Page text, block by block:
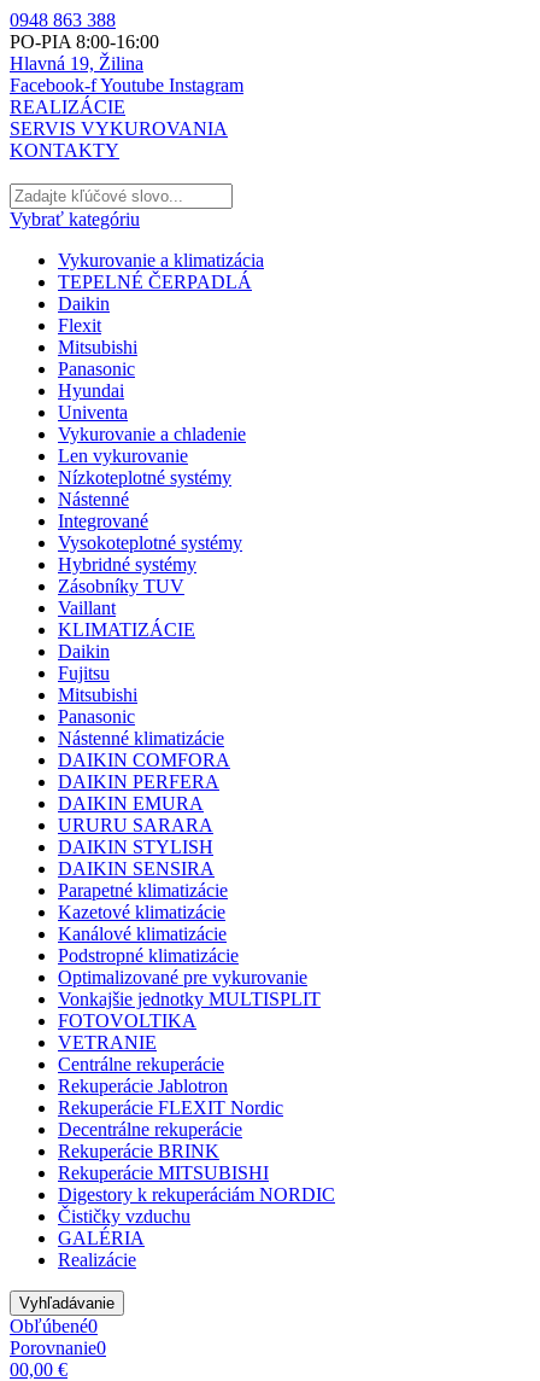
0948 863 388
PO-PIA 8:00-16:00
Hlavná 19, Žilina
Facebook-fYoutube Instagram
REALIZÁCIE
SERVIS VYKUROVANIA
KONTAKTY
Vybrať kategóriu
Vykurovanie a klimatizácia
TEPELNÉ ČERPADLÁ
Daikin
Flexit
Mitsubishi
Panasonic
Hyundai
Univenta
Vykurovanie a chladenie
Len vykurovanie
Nízkoteplotné systémy
Nástenné
Integrované
Vysokoteplotné systémy
Hybridné systémy
Zásobníky TUV
Vaillant
KLIMATIZÁCIE
Daikin
Fujitsu
Mitsubishi
Panasonic
Nástenné klimatizácie
DAIKIN COMFORA
DAIKIN PERFERA
DAIKIN EMURA
URURU SARARA
DAIKIN STYLISH
DAIKIN SENSIRA
Parapetné klimatizácie
Kazetové klimatizácie
Kanálové klimatizácie
Podstropné klimatizácie
Optimalizované pre vykurovanie
Vonkajšie jednotky MULTISPLIT
FOTOVOLTIKA
VETRANIE
Centrálne rekuperácie
Rekuperácie Jablotron
Rekuperácie FLEXIT Nordic
Decentrálne rekuperácie
Rekuperácie BRINK
Rekuperácie MITSUBISHI
Digestory k rekuperáciám NORDIC
Čističky vzduchu
GALÉRIA
Realizácie
Vyhľadávanie
Obľúbené0
Porovnanie0
00,00 €